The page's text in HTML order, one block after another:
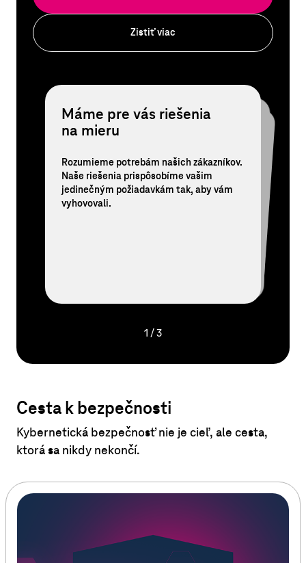
Zistiť viac
Máme pre vás riešenia
na mieru
Rozumieme potrebám našich zákazníkov.
Naše riešenia prispôsobíme vašim
jedinečným požiadavkám tak, aby vám
vyhovovali.
Sme technologickí experti,
nie len operátor
Máme najväčšiu sieť, infraštruktúru
a špičkových odborníkov. Vďaka tomu
poskytujeme riešenia pre vaše siete,
bezpečnosť a podporu podnikania.
24/7 prémiová
starostlivosť
Staráme sa o vás s plným nasadením.
Hladký chod vášho biznisu zabezpečia
naši obchodníci, špecialisti podpory
a technologickí experti.
1 / 3
Cesta k bezpečnosti
Kybernetická bezpečnosť nie je cieľ, ale cesta,
ktorá sa nikdy nekončí.